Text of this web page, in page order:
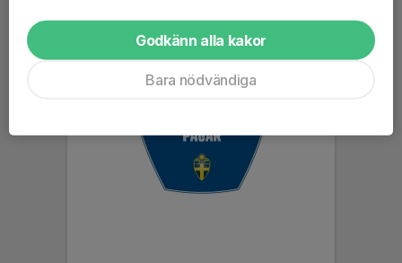
Godkänn alla kakor
Bara nödvändiga